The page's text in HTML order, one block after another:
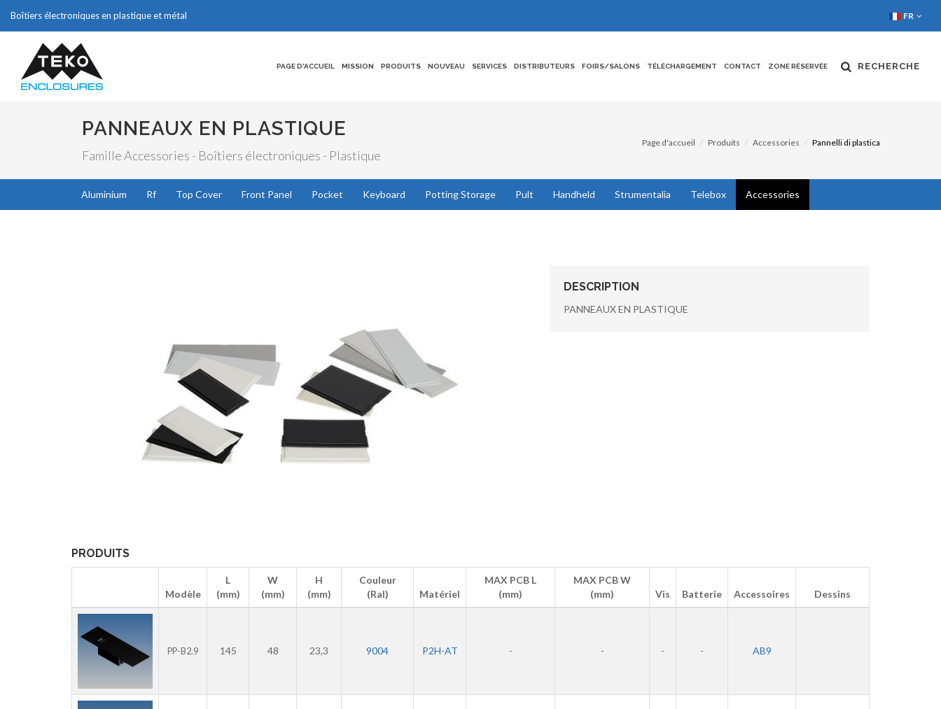
Boîtiers électroniques en plastique et métal FR
PAGE D'ACCUEIL MISSION PRODUITS NOUVEAU SERVICES DISTRIBUTEURS FOIRS/SALONS TÉLÉCHARGEMENT CONTACT ZONE RÉSERVÉE RECHERCHE
PANNEAUX EN PLASTIQUE
Famille Accessories - Boîtiers électroniques - Plastique
Page d'accueil Produits Accessories Pannelli di plastica
Aluminium Rf Top Cover Front Panel Pocket Keyboard Potting Storage Pult Handheld Strumentalia Telebox Accessories
DESCRIPTION
PANNEAUX EN PLASTIQUE
PRODUITS
Modèle
L
(mm)
W
(mm)
H
(mm)
Couleur
(Ral)
Matériel
MAX PCB L
(mm)
MAX PCB W
(mm)
Vis Batterie Accessoires Dessins
PP-B2.9 145 48 23,3 9004 P2H-AT - - - - AB9